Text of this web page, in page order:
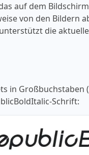
auf dem
von den Bildern
die
in Großbuchstaben
Schrift: